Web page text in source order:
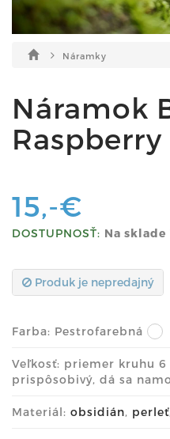
Náramky
Náramok
Raspberry
15,-€
DOSTUPNOSŤ: Na sklade
Produk je nepredajný
Farba: Pestrofarebná
Veľkosť: priemer kruhu
prispôsobivý, dá sa
Materiál: obsidián, perleť